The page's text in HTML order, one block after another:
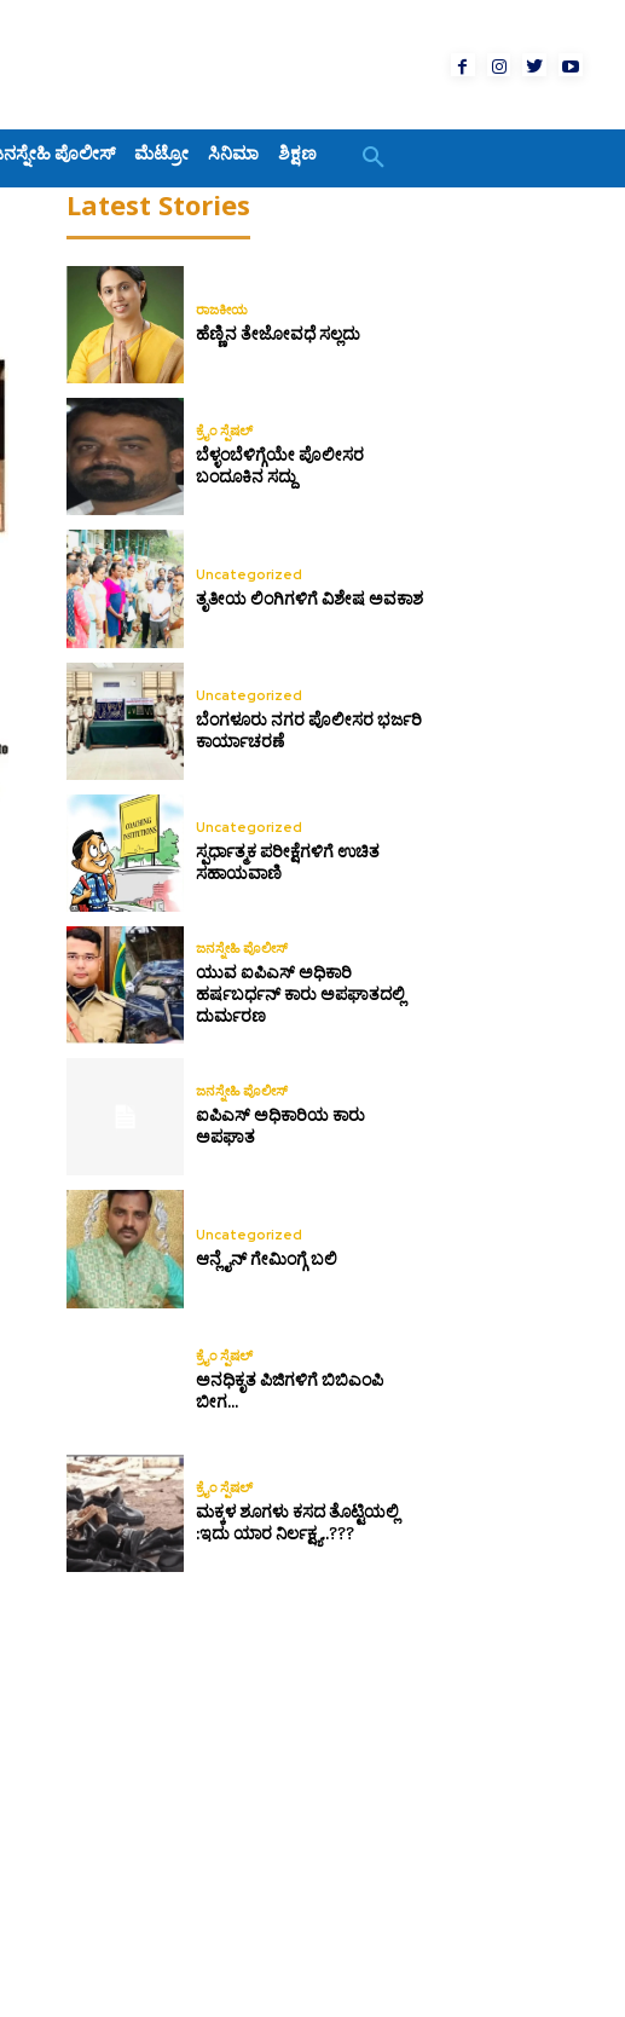
ಪೊಲೀಸ್ ಮೆಟ್ರೋ ಸಿನಿಮಾ ಶಿಕ್ಷಣ
Latest Stories
ರಾಜಕೀಯ
ಹೆಣ್ಣಿನ ತೇಜೋವಧೆ ಸಲ್ಲದು
ಕ್ರೈಂ ಸ್ಪೆಷಲ್
ಬೆಳ್ಳಂಬೆಳಿಗ್ಗೆಯೇ ಪೊಲೀಸರ
ಬಂದೂಕಿನ ಸದ್ದು
Uncategorized
ತೃತೀಯ ಲಿಂಗಿಗಳಿಗೆ ವಿಶೇಷ ಅವಕಾಶ
Uncategorized
ಬೆಂಗಳೂರು ನಗರ ಪೊಲೀಸರ ಭರ್ಜರಿ
ಕಾರ್ಯಾಚರಣೆ
Uncategorized
ಸ್ಪರ್ಧಾತ್ಮಕ ಪರೀಕ್ಷೆಗಳಿಗೆ ಉಚಿತ
ಸಹಾಯವಾಣಿ
ಜನಸ್ನೇಹಿ ಪೊಲೀಸ್
ಯುವ ಐಪಿಎಸ್ ಅಧಿಕಾರಿ
ಹರ್ಷಬರ್ಧನ್ ಕಾರು ಅಪಘಾತದಲ್ಲಿ
ದುರ್ಮರಣ
ಜನಸ್ನೇಹಿ ಪೊಲೀಸ್
ಐಪಿಎಸ್ ಅಧಿಕಾರಿಯ ಕಾರು
ಅಪಘಾತ
Uncategorized
ಆನ್ಲೈನ್ ಗೇಮಿಂಗ್ಗೆ ಬಲಿ
ಕ್ರೈಂ ಸ್ಪೆಷಲ್
ಅನಧಿಕೃತ ಪಿಜಿಗಳಿಗೆ ಬಿಬಿಎಂಪಿ
ಬೀಗ…
ಕ್ರೈಂ ಸ್ಪೆಷಲ್
ಮಕ್ಕಳ ಶೂಗಳು ಕಸದ ತೊಟ್ಟಿಯಲ್ಲಿ
:ಇದು ಯಾರ ನಿರ್ಲಕ್ಷ್ಯ..???